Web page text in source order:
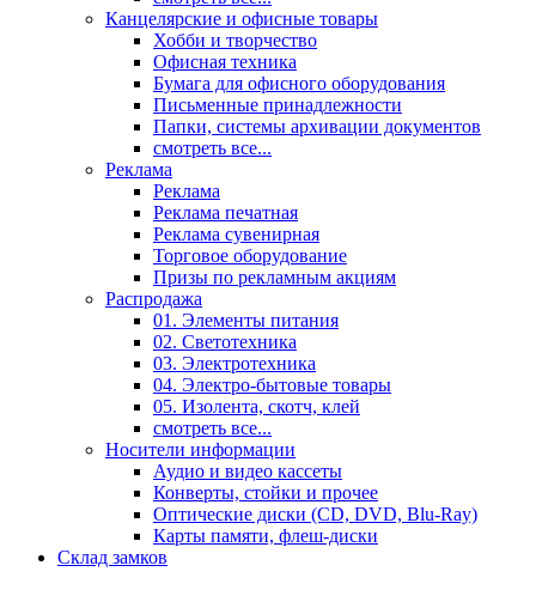
Канцелярские и офисные товары
Хобби и творчество
Офисная техника
Бумага для офисного оборудования
Письменные принадлежности
Папки, системы архивации документов
смотреть все...
Реклама
Реклама
Реклама печатная
Реклама сувенирная
Торговое оборудование
Призы по рекламным акциям
Распродажа
01. Элементы питания
02. Светотехника
03. Электротехника
04. Электро-бытовые товары
05. Изолента, скотч, клей
смотреть все...
Носители информации
Аудио и видео кассеты
Конверты, стойки и прочее
Оптические диски (CD, DVD, Blu-Ray)
Карты памяти, флеш-диски
Склад замков